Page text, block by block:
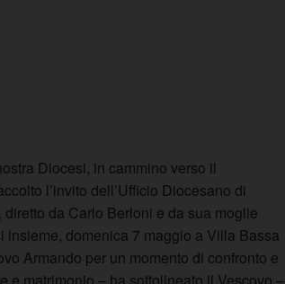
Diocesi, in cammino verso il
l’invito dell’Ufficio Diocesano di
diretto da Carlo Berloni e da sua moglie
insieme, domenica 7 maggio a Villa Bassa
Armando per un momento di confronto e
e matrimonio – ha sottolineato il Vescovo –